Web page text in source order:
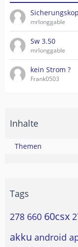
mrlonggable
Sw 3.50
mrlonggable
kein Strom ?
Frank0503
Inhalte
Themen
Tags
278 660 60csx
akku android